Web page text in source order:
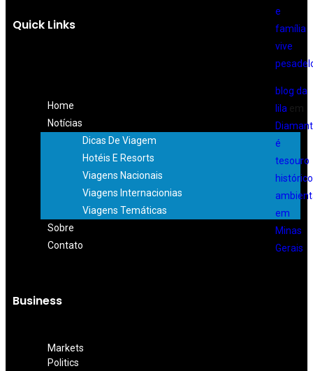
e
família
vive
blog da
lila em
é
tesouro
histórico
em
Minas
Gerais
Quick Links
Home
Notícias
Dicas De Viagem
Hotéis E Resorts
Viagens Nacionais
Viagens Internacionias
Viagens Temáticas
Sobre
Contato
Business
Markets
Politics